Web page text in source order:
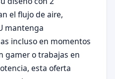
el flujo de aire,
mantenga
incluso en momentos
gamer o trabajas en
esta oferta